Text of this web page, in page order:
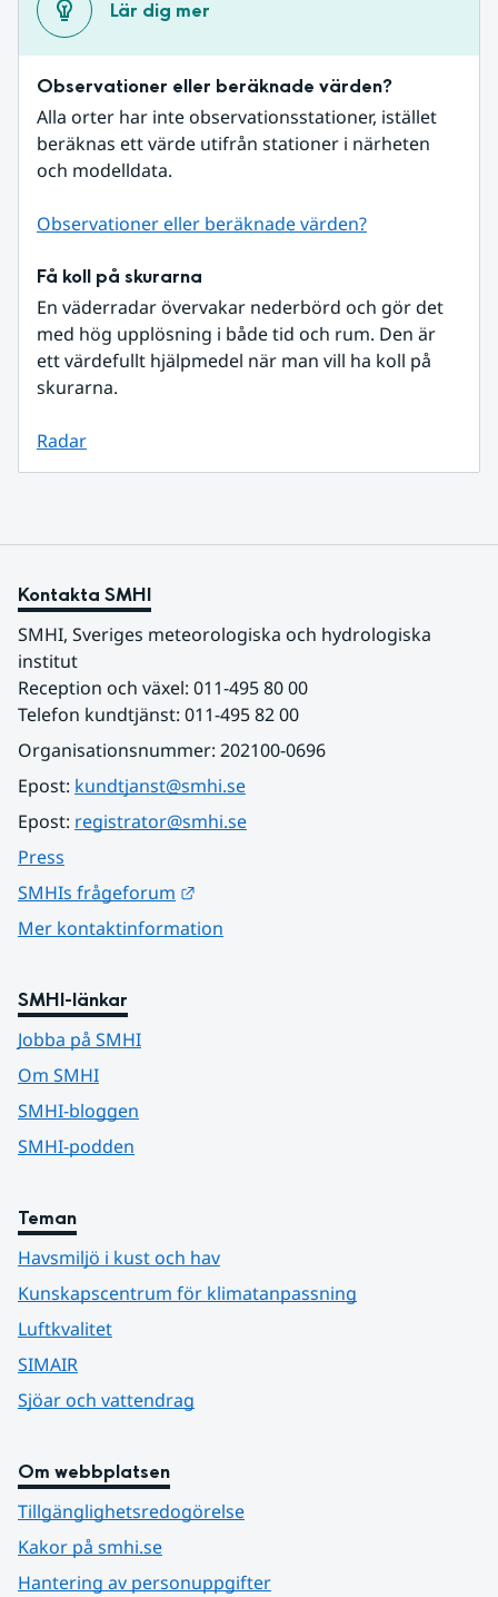
Lär dig mer
Observationer eller beräknade värden?
Alla orter har inte observationsstationer, istället
beräknas ett värde utifrån stationer i närheten
och modelldata.
Observationer eller beräknade värden?
Få koll på skurarna
En väderradar övervakar nederbörd och gör det
med hög upplösning i både tid och rum. Den är
ett värdefullt hjälpmedel när man vill ha koll på
skurarna.
Radar
Kontakta SMHI
SMHI, Sveriges meteorologiska och hydrologiska
institut
Reception och växel: 011-495 80 00
Telefon kundtjänst: 011-495 82 00
Organisationsnummer: 202100-0696
Epost: kundtjanst@smhi.se
Epost: registrator@smhi.se
Press
SMHIs frågeforum
Mer kontaktinformation
SMHI-länkar
Jobba på SMHI
Om SMHI
SMHI-bloggen
SMHI-podden
Teman
Havsmiljö i kust och hav
Kunskapscentrum för klimatanpassning
Luftkvalitet
SIMAIR
Sjöar och vattendrag
Om webbplatsen
Tillgänglighetsredogörelse
Kakor på smhi.se
Hantering av personuppgifter